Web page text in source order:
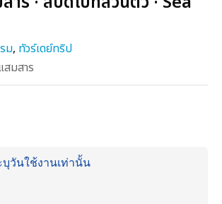
ม, ทัวร์เดย์ทริป
สมสาร
บุวันใช้งานเท่านั้น